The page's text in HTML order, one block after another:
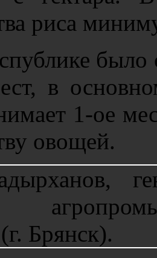
риса
в
1-ое
овощей.